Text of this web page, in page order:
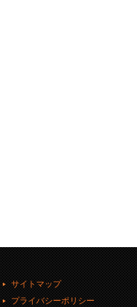
サイトマップ
プライバシーポリシー